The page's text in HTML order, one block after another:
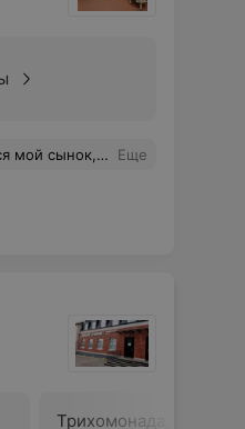
чудо в жизни. Низкий вам поклон. Вы творите самые важные дела на земле! Еще
Трихомонада,